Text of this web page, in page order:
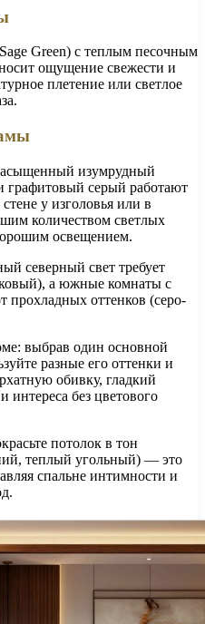
Green) с теплым песочным
ощущение свежести и
плетение или светлое
изумрудный
графитовый серый работают
у изголовья или в
количеством светлых
освещением.
северный свет требует
а южные комнаты с
оттенков (серо-
выбрав один основной
разные его оттенки и
обивку, гладкий
интереса без цветового
потолок в тон
теплый угольный) — это
спальне интимности и